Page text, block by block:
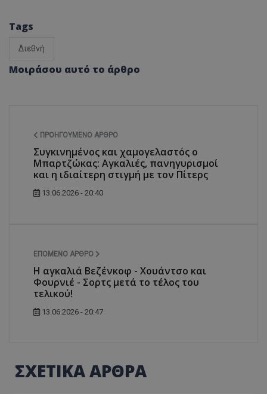
Tags
Διεθνή
Μοιράσου αυτό το άρθρο
ΠΡΟΗΓΟΎΜΕΝΟ ΆΡΘΡΟ
Συγκινημένος και χαμογελαστός ο
Μπαρτζώκας: Αγκαλιές, πανηγυρισμοί
και η ιδιαίτερη στιγμή με τον Πίτερς
13.06.2026 - 20:40
ΕΠΌΜΕΝΟ ΆΡΘΡΟ
Η αγκαλιά Βεζένκοφ - Χουάντσο και
Φουρνιέ - Σορτς μετά το τέλος του
τελικού!
13.06.2026 - 20:47
ΣΧΕΤΙΚΑ ΑΡΘΡΑ